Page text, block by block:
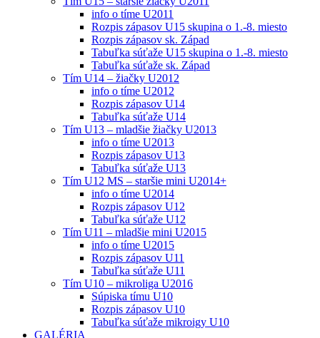
info o tíme U2011
Rozpis zápasov U15 skupina o 1.-8. miesto
Rozpis zápasov sk. Západ
Tabuľka súťaže U15 skupina o 1.-8. miesto
Tabuľka súťaže sk. Západ
Tím U14 – žiačky U2012
info o tíme U2012
Rozpis zápasov U14
Tabuľka súťaže U14
Tím U13 – mladšie žiačky U2013
info o tíme U2013
Rozpis zápasov U13
Tabuľka súťaže U13
Tím U12 MS – staršie mini U2014+
info o tíme U2014
Rozpis zápasov U12
Tabuľka súťaže U12
Tím U11 – mladšie mini U2015
info o tíme U2015
Rozpis zápasov U11
Tabuľka súťaže U11
Tím U10 – mikroliga U2016
Súpiska tímu U10
Rozpis zápasov U10
Tabuľka súťaže mikroigy U10
GALÉRIA